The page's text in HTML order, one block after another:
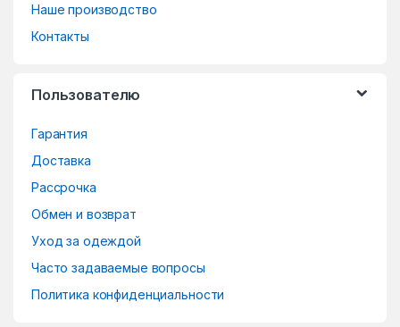
Наше производство
Контакты
Пользователю
Гарантия
Доставка
Рассрочка
Обмен и возврат
Уход за одеждой
Часто задаваемые вопросы
Политика конфиденциальности